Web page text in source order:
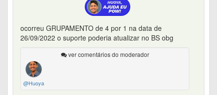
ocorreu GRUPAMENTO de 4 por 1 na data de
26/09/2022 o suporte poderia atualizar no BS obg
ver comentários do moderador
@Huoya